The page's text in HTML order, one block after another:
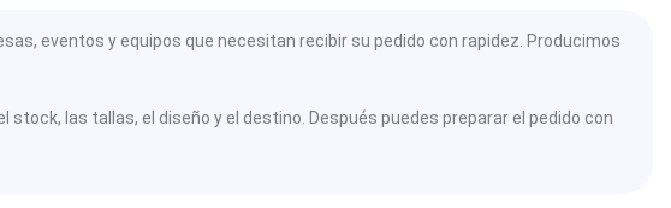
eventos y equipos que necesitan recibir su pedido con rapidez. Producimos
las tallas, el diseño y el destino. Después puedes preparar el pedido con